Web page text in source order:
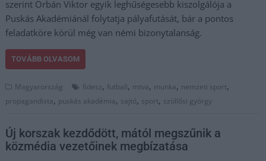
szerint Orbán Viktor egyik leghűségesebb kiszolgálója a
Puskás Akadémiánál folytatja pályafutását, bár a pontos
feladatköre körül még van némi bizonytalanság.
TOVÁBB OLVASOM
Magyarország fidesz, futball, mtva, munka, nemzeti sport,
propagandista, puskás akadémia, sajtó, sport, szöllősi györgy
Új korszak kezdődött, mától megszűnik a
közmédia vezetőinek megbízatása